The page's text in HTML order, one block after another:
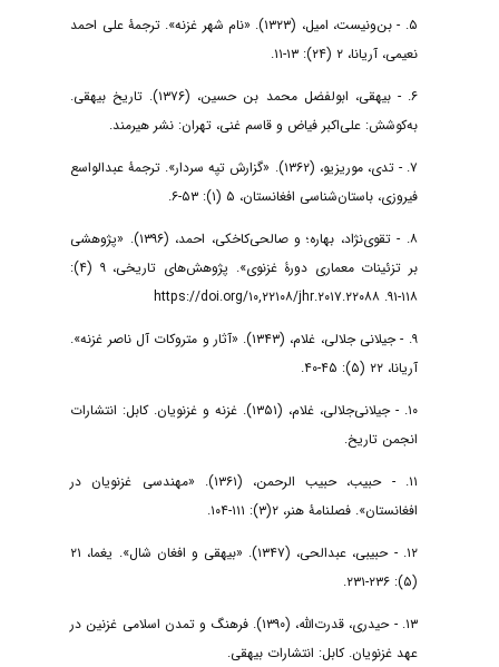
۵. - بن‌ونیست، امیل، (۱۳۲۳). «نام شهر غزنه». ترجمۀ علی احمد
نعیمی، آریانا، ۲ (۲۴): ۱۳-۱۱.
۶. - بیهقی، ابولفضل محمد بن حسین، (۱۳۷۶). تاریخ بیهقی.
به‌کوشش: علی‌اکبر فیاض و قاسم غنی، تهران: نشر هیرمند.
۷. - تدی، موریزیو، (۱۳۶۲). «گزارش تپه سردار». ترجمۀ عبدالواسع
فیروزی، باستان‌شناسی افغانستان، ۵ (۱): ۵۳-۶.
۸. - تقوی‌نژاد، بهاره؛ و صالحی‌کاخکی، احمد، (۱۳۹۶). «پژوهشی
بر تزئینات معماری دورۀ غزنوی». پژوهش‌های تاریخی، ۹ (۴):
۱۱۸-۹۱. https://doi.org/۱۰,۲۲۱۰۸/jhr.۲۰۱۷.۲۲۰۸۸
۹. - جیلانی جلالی، غلام، (۱۳۴۳). «آثار و متروکات آل ناصر غزنه».
آریانا، ۲۲ (۵): ۴۵-۴۰.
۱۰. - جیلانی‌جلالی، غلام، (۱۳۵۱). غزنه و غزنویان. کابل: انتشارات
انجمن تاریخ.
۱۱. - حبیب، حبیب الرحمن، (۱۳۶۱). «مهندسی غزنویان در
افغانستان». فصلنامۀ هنر، ۲(۳): ۱۱۱-۱۰۴.
۱۲. - حبیبی، عبدالحی، (۱۳۴۷). «بیهقی و افغان شال». یغما، ۲۱
۱۳. - حیدری، قدرت‌الله، (۱۳۹۰). فرهنگ و تمدن اسلامی غزنین در
عهد غزنویان. کابل: انتشارات بیهقی.